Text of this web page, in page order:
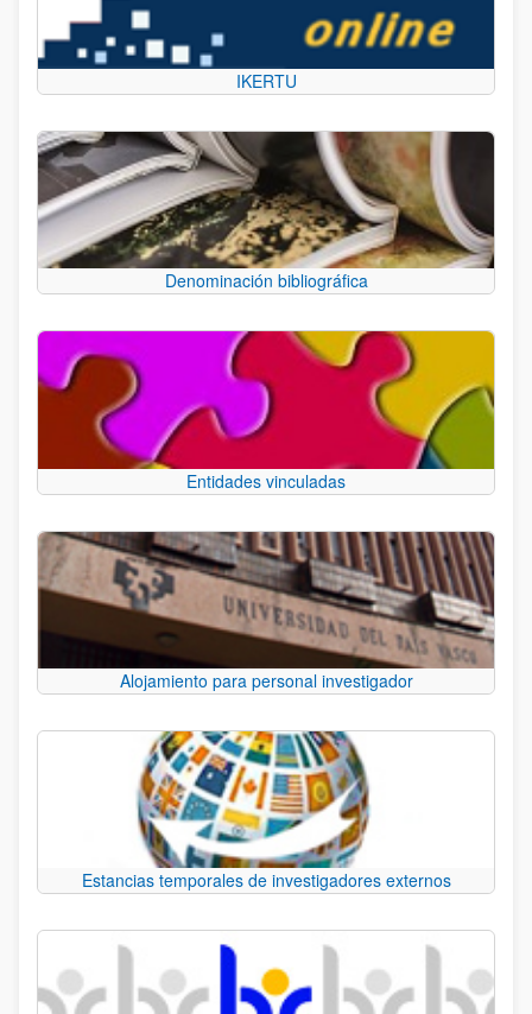
IKERTU
Denominación bibliográfica
Entidades vinculadas
Alojamiento para personal investigador
Estancias temporales de investigadores externos